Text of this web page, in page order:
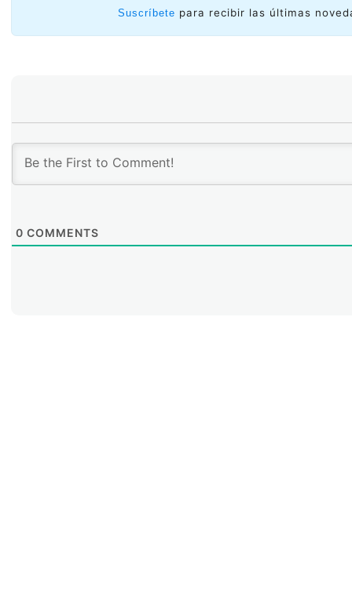
La experta destacó que durante el taller y los
Suscríbete para recibir las últimas
0 COMMENTS